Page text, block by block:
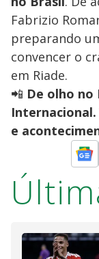
Fabrizio
preparando
convencer o
em Riade.
📲 De olho no
e